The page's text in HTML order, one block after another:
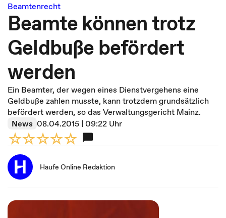
Beamtenrecht
Beamte können trotz
Geldbuße befördert
werden
Ein Beamter, der wegen eines Dienstvergehens eine
Geldbuße zahlen musste, kann trotzdem grundsätzlich
befördert werden, so das Verwaltungsgericht Mainz.
News 08.04.2015 | 09:22 Uhr
Haufe Online Redaktion